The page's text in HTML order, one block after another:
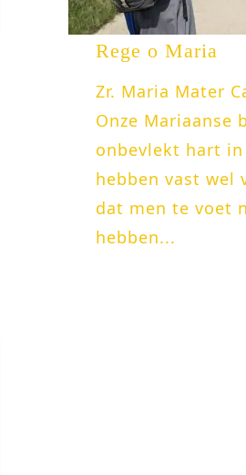
Rege o Maria
Zr. Maria Mater
Onze Mariaanse
onbevlekt hart
hebben vast wel
dat men te voet
hebben...